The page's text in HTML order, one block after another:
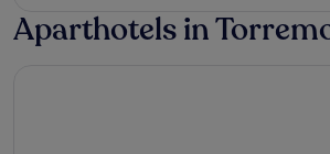
Aparthotels in